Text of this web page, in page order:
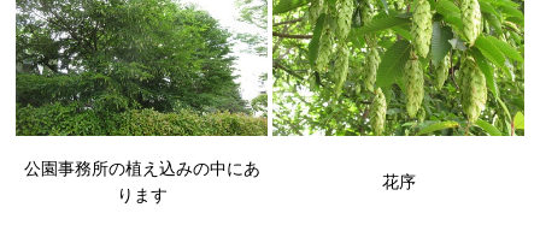
公園事務所の植え込みの中にあ
ります
花序